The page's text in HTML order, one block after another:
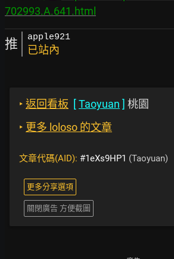
702993.A.641.html
推 apple921
已站內
‣ 返回看板 [Taoyuan ] 桃園
‣ 更多 loloso 的文章
文章代碼(AID): #1eXs9HP1 (Taoyuan)
更多分享選項
關閉廣告 方便截圖